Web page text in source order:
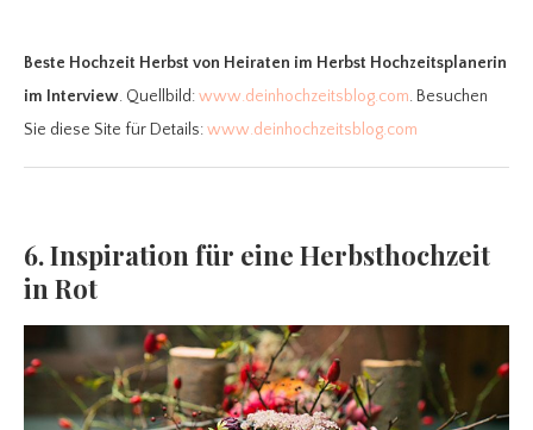
Beste Hochzeit Herbst von Heiraten im Herbst Hochzeitsplanerin
im Interview. Quellbild:www.deinhochzeitsblog.com. Besuchen
Sie diese Site für Details:www.deinhochzeitsblog.com
6. Inspiration für eine Herbsthochzeit
in Rot